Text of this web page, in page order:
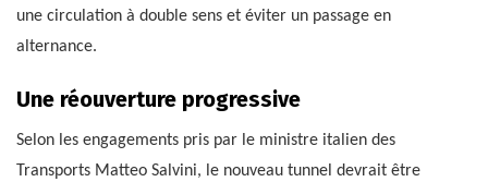
une circulation à double sens et éviter un passage en
alternance.
Une réouverture progressive
Selon les engagements pris par le ministre italien des
Transports Matteo Salvini, le nouveau tunnel devrait être